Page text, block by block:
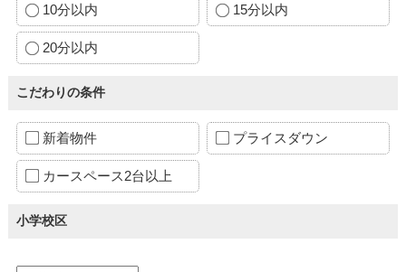
10分以内 15分以内
20分以内
こだわりの条件
新着物件 プライスダウン
カースペース2台以上
小学校区